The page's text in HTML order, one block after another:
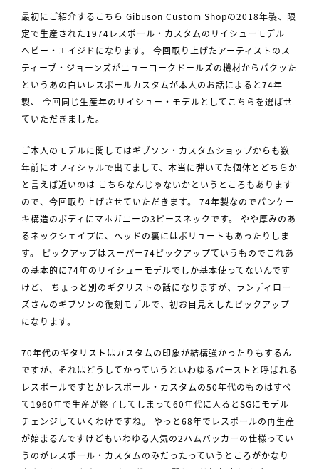
最初にご紹介するこちら Gibuson Custom Shopの2018年製、限
定で生産された1974レスポール・カスタムのリイシューモデル
ヘビー・エイジドになります。 今回取り上げたアーティストのス
ティーブ・ジョーンズがニューヨークドールズの機材からパクッた
というあの白いレスポールカスタムが本人のお話によると74年
製、 今回同じ生産年のリイシュー・モデルとしてこちらを選ばせ
ていただきました。
ご本人のモデルに関してはギブソン・カスタムショップからも数
年前にオフィシャルで出てまして、本当に弾いてた個体とどちらか
と言えば近いのは こちらなんじゃないかというところもあります
ので、今回取り上げさせていただきます。 74年製なのでパンケー
キ構造のボディにマホガニーの3ピースネックです。 やや厚みのあ
るネックシェイプに、ヘッドの裏にはボリュートもあったりしま
す。 ピックアップはスーパー74ピックアップていうものでこれあ
の基本的に74年のリイシューモデルでしか基本使ってないんです
けど、 ちょっと別のギタリストの話になりますが、ランディロー
ズさんのギブソンの復刻モデルで、初お目見えしたピックアップ
になります。
70年代のギタリストはカスタムの印象が結構強かったりもするん
ですが、それはどうしてかっていうといわゆるバーストと呼ばれる
レスポールですとかレスポール・カスタムの50年代のものはすべ
て1960年で生産が終了してしまって60年代に入るとSGにモデル
チェンジしていくわけですね。 やっと68年でレスポールの再生産
が始まるんですけどもいわゆる人気の2ハムバッカーの仕様ってい
うのがレスポール・カスタムのみだったっていうところがかなり